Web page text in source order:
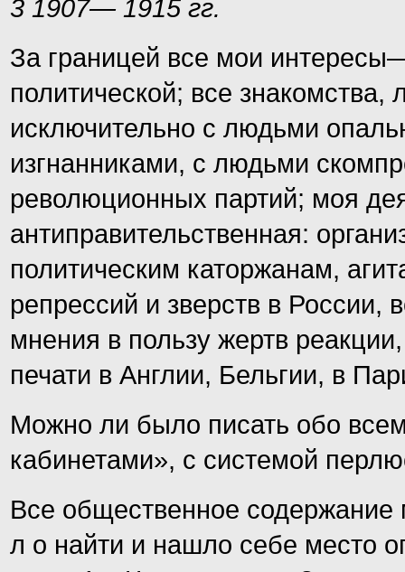
3 1907— 1915 гг.
За границей все мои
политической; все знакомства,
исключительно с людьми
изгнанниками, с людьми
революционных партий; моя
антиправительственная:
политическим каторжанам,
репрессий и зверств в России,
мнения в пользу жертв
печати в Англии, Бельгии, в
Можно ли было писать обо
кабинетами», с системой
Все общественное содержание
л о найти и нашло себе место